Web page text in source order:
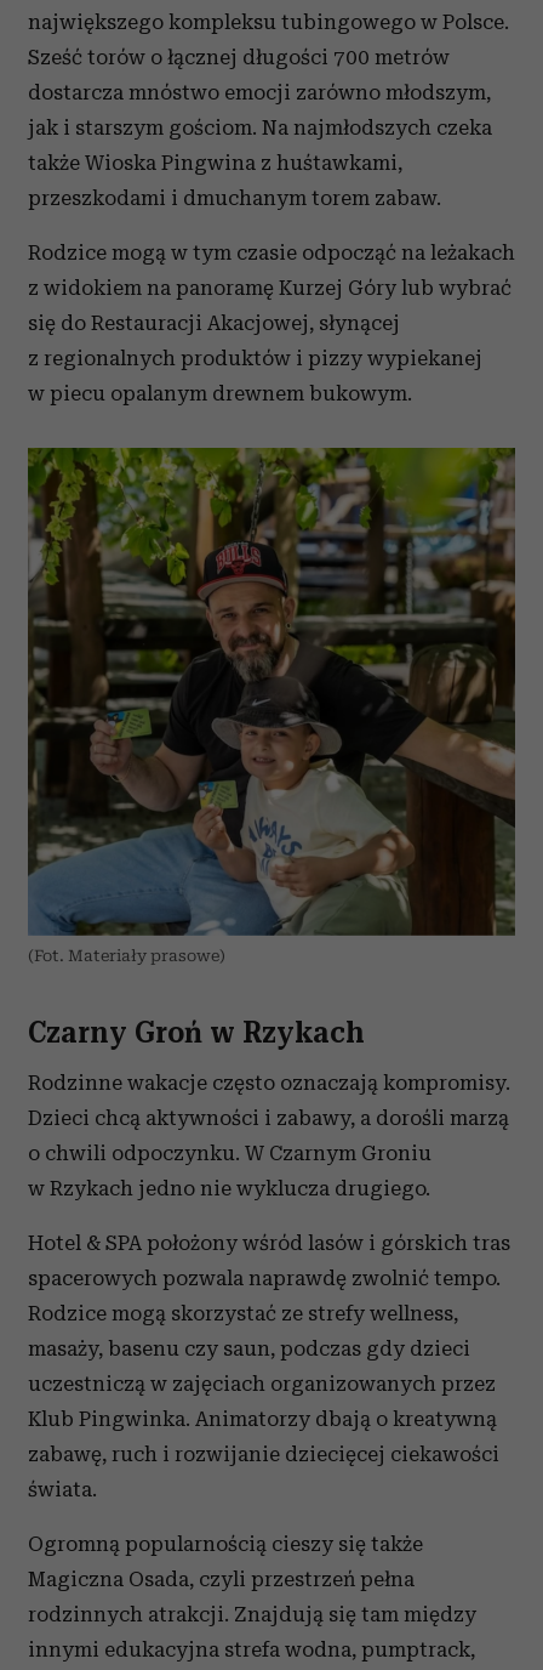
największego kompleksu tubingowego w Polsce.
Sześć torów o łącznej długości 700 metrów
dostarcza mnóstwo emocji zarówno młodszym,
jak i starszym gościom. Na najmłodszych czeka
także Wioska Pingwina z huśtawkami,
przeszkodami i dmuchanym torem zabaw.
Rodzice mogą w tym czasie odpocząć na leżakach
z widokiem na panoramę Kurzej Góry lub wybrać
się do Restauracji Akacjowej, słynącej
z regionalnych produktów i pizzy wypiekanej
w piecu opalanym drewnem bukowym.
(Fot. Materiały prasowe)
Czarny Groń w Rzykach
Rodzinne wakacje często oznaczają kompromisy.
Dzieci chcą aktywności i zabawy, a dorośli marzą
o chwili odpoczynku. W Czarnym Groniu
w Rzykach jedno nie wyklucza drugiego.
Hotel & SPA położony wśród lasów i górskich tras
spacerowych pozwala naprawdę zwolnić tempo.
Rodzice mogą skorzystać ze strefy wellness,
masaży, basenu czy saun, podczas gdy dzieci
uczestniczą w zajęciach organizowanych przez
Klub Pingwinka. Animatorzy dbają o kreatywną
zabawę, ruch i rozwijanie dziecięcej ciekawości
świata.
Ogromną popularnością cieszy się także
Magiczna Osada, czyli przestrzeń pełna
rodzinnych atrakcji. Znajdują się tam między
innymi edukacyjna strefa wodna, pumptrack,